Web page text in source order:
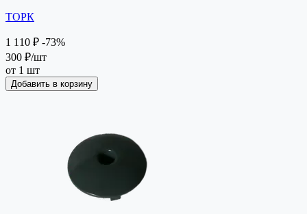
ТОРК
1 110 ₽ -73%
300 ₽/шт
от 1 шт
Добавить в корзину